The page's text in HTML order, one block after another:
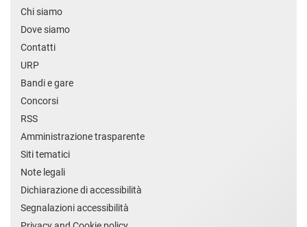
Chi siamo
Dove siamo
Contatti
URP
Bandi e gare
Concorsi
RSS
Amministrazione trasparente
Siti tematici
Note legali
Dichiarazione di accessibilità
Segnalazioni accessibilità